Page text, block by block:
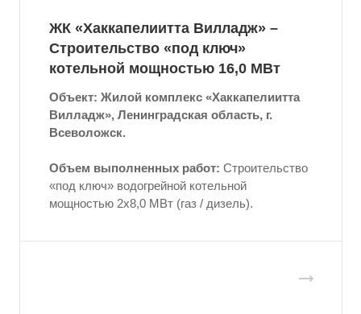
ЖК «Хаккапелиитта Вилладж» –
Строительство «под ключ»
котельной мощностью 16,0 МВт
Объект: Жилой комплекс «Хаккапелиитта
Вилладж», Ленинградская область, г.
Всеволожск.
Объем выполненных работ: Строительство
«под ключ» водогрейной котельной
мощностью 2x8,0 МВт (газ / дизель).